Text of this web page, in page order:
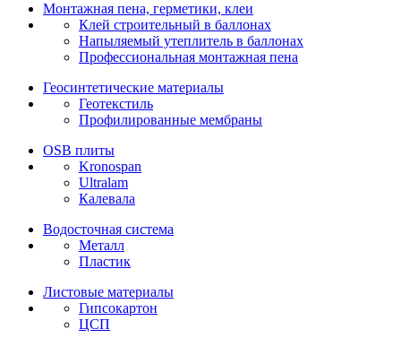
Монтажная пена, герметики, клеи
Клей строительный в баллонах
Напыляемый утеплитель в баллонах
Профессиональная монтажная пена
Геосинтетические материалы
Геотекстиль
Профилированные мембраны
OSB плиты
Kronospan
Ultralam
Калевала
Водосточная система
Металл
Пластик
Листовые материалы
Гипсокартон
ЦСП